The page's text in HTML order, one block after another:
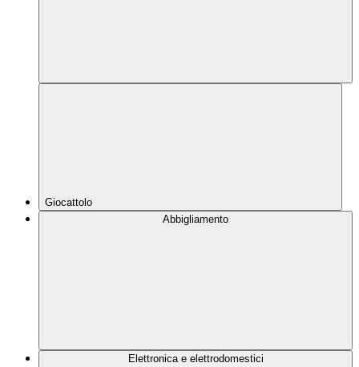
Giocattolo
Abbigliamento
Elettronica e elettrodomestici